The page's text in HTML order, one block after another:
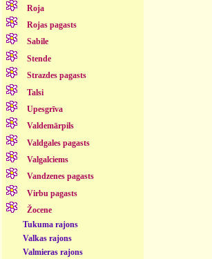
Roja
Rojas pagasts
Sabile
Stende
Strazdes pagasts
Talsi
Upesgrīva
Valdemārpils
Valdgales pagasts
Valgalciems
Vandzenes pagasts
Virbu pagasts
Žocene
Tukuma rajons
Valkas rajons
Valmieras rajons